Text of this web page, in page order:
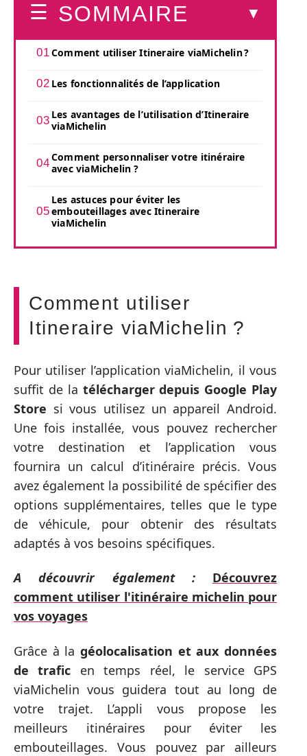
SOMMAIRE
Comment utiliser Itineraire viaMichelin ?
Les fonctionnalités de l’application
Les avantages de l’utilisation d’Itineraire
viaMichelin
Comment personnaliser votre itinéraire
avec viaMichelin ?
Les astuces pour éviter les
embouteillages avec Itineraire
viaMichelin
Comment utiliser
Itineraire viaMichelin ?
Pour utiliser l’application viaMichelin, il vous
suffit de la télécharger depuis Google Play
Store si vous utilisez un appareil Android.
Une fois installée, vous pouvez rechercher
votre destination et l’application vous
fournira un calcul d’itinéraire précis. Vous
avez également la possibilité de spécifier des
options supplémentaires, telles que le type
de véhicule, pour obtenir des résultats
adaptés à vos besoins spécifiques.
A découvrir également :
Découvrez
comment utiliser l'itinéraire michelin pour
vos voyages
Grâce à la géolocalisation et aux données
de trafic en temps réel, le service GPS
viaMichelin vous guidera tout au long de
votre trajet. L’appli vous propose les
meilleurs itinéraires pour éviter les
embouteillages. Vous pouvez par ailleurs